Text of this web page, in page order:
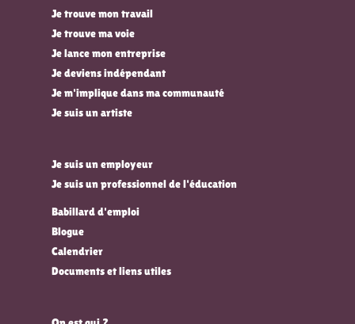
Je trouve mon travail
Je trouve ma voie
Je lance mon entreprise
Je deviens indépendant
Je m'implique dans ma communauté
Je suis un artiste
Je suis un employeur
Je suis un professionnel de l'éducation
Babillard d'emploi
Blogue
Calendrier
Documents et liens utiles